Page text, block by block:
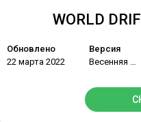
WORLD
Обновлено
22 марта 2022
Версия
Весенняя версия